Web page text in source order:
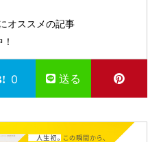
オススメの記事
0 送る